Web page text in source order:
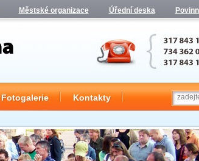
Městské organizace Úřední deska
Fotogalerie Kontakty